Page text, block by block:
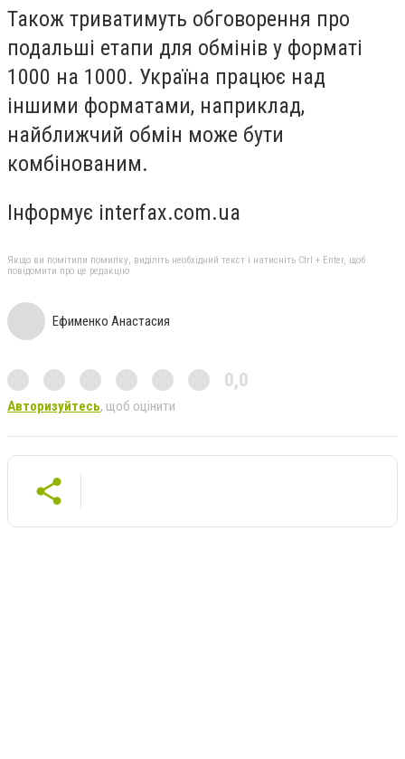
Також триватимуть обговорення про
подальші етапи для обмінів у форматі
1000 на 1000. Україна працює над
іншими форматами, наприклад,
найближчий обмін може бути
комбінованим.
Інформує interfax.com.ua
Якщо ви помітили помилку, виділіть необхідний текст і натисніть Ctrl + Enter, щоб
повідомити про це редакцію
Ефименко Анастасия
0,0
Авторизуйтесь, щоб оцінити